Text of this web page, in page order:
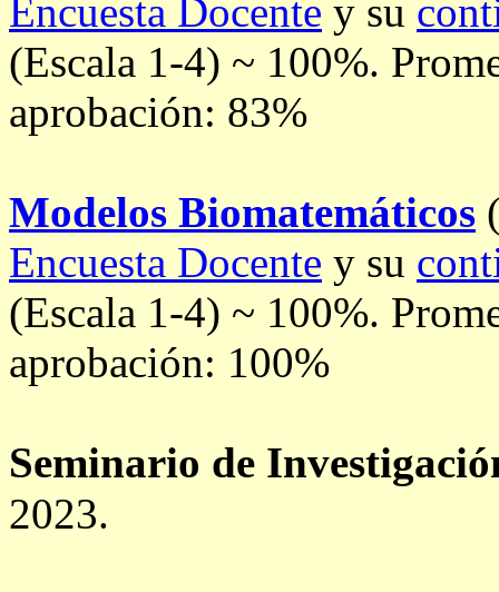
Encuesta Docente y su
(Escala 1-4) ~ 100%.
aprobación: 83%
Modelos Biomatemáticos
Encuesta Docente y su
(Escala 1-4) ~ 100%.
aprobación: 100%
Seminario de
2023.